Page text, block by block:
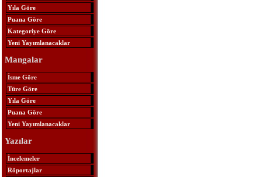
Yıla Göre
Puana Göre
Kategoriye Göre
Yeni Yayımlanacaklar
Mangalar
İsme Göre
Türe Göre
Yıla Göre
Puana Göre
Yeni Yayımlanacaklar
Yazılar
İncelemeler
Röportajlar